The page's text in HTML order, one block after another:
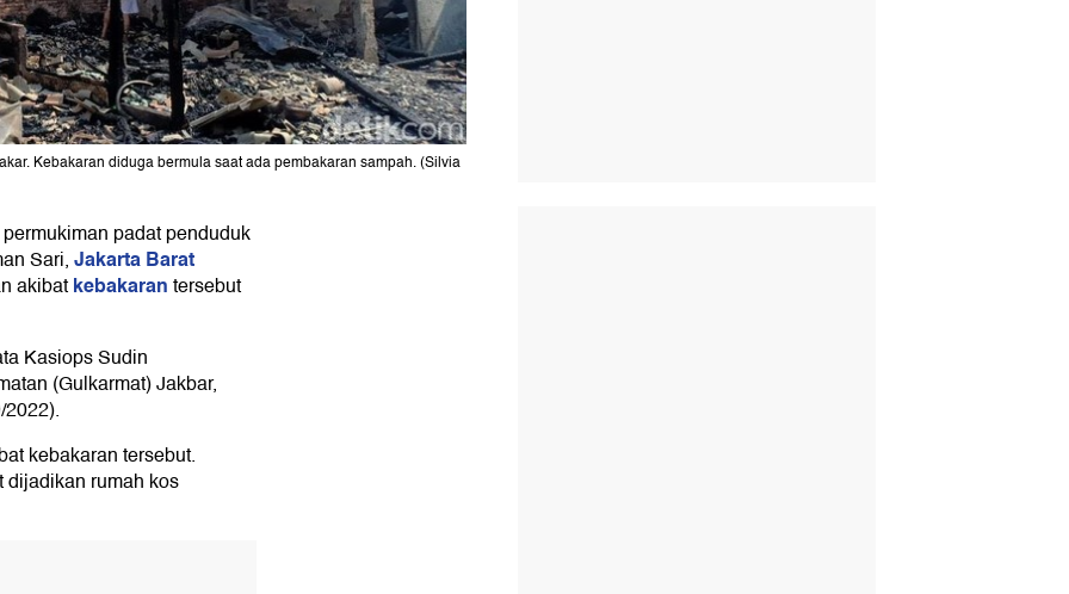
Kebakaran diduga bermula saat ada pembakaran sampah. (Silvia
padat penduduk
Sari,Jakarta Barat
akibatkebakarantersebut
Kasiops Sudin
(Gulkarmat) Jakbar,
kebakaran tersebut.
dijadikan rumah kos